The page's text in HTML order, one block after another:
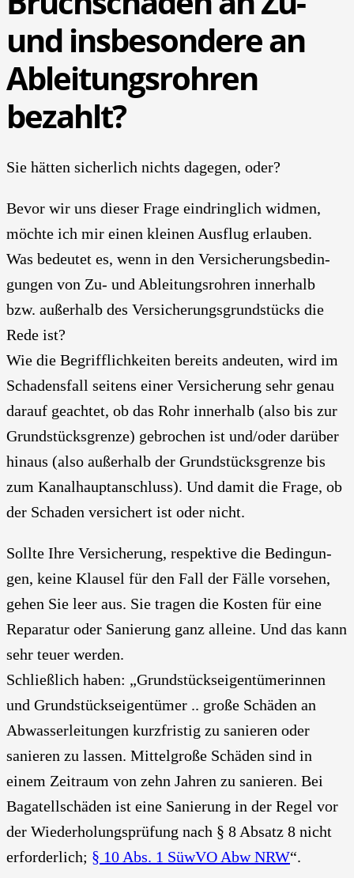
und ins­be­son­de­re an
Ablei­tungs­roh­ren
bezahlt?
Sie hät­ten sicher­lich nichts dage­gen, oder?
Bevor wir uns die­ser Fra­ge ein­dring­lich wid­men,
möch­te ich mir einen klei­nen Aus­flug erlau­ben.
Was bedeu­tet es, wenn in den Ver­si­che­rungs­be­din­
gun­gen von Zu- und Ablei­tungs­roh­ren inner­halb
bzw. außer­halb des Ver­si­che­rungs­grund­stücks die
Rede ist?
Wie die Begriff­lich­kei­ten bereits andeu­ten, wird im
Scha­dens­fall sei­tens einer Ver­si­che­rung sehr genau
dar­auf geach­tet, ob das Rohr inner­halb (also bis zur
Grund­stücks­gren­ze) gebro­chen ist und/oder dar­über
hin­aus (also außer­halb der Grund­stücks­gren­ze bis
zum Kanal­haupt­an­schluss). Und damit die Fra­ge, ob
der Scha­den ver­si­chert ist oder nicht.
Soll­te Ihre Ver­si­che­rung, respek­ti­ve die Bedin­gun­
gen, kei­ne Klau­sel für den Fall der Fäl­le vor­se­hen,
gehen Sie leer aus. Sie tra­gen die Kos­ten für eine
Repa­ra­tur oder Sanie­rung ganz allei­ne. Und das kann
sehr teu­er wer­den.
Schließ­lich haben: „Grund­stücks­ei­gen­tü­me­rin­nen
und Grund­stücks­ei­gen­tü­mer .. gro­ße Schä­den an
Abwas­ser­lei­tun­gen kurz­fris­tig zu sanie­ren oder
sanie­ren zu las­sen. Mit­tel­gro­ße Schä­den sind in
einem Zeit­raum von zehn Jah­ren zu sanie­ren. Bei
Baga­tell­schä­den ist eine Sanie­rung in der Regel vor
der Wie­der­ho­lungs­prü­fung nach § 8 Absatz 8 nicht
erfor­der­lich; § 10 Abs. 1 Süw­VO Abw NRW“.